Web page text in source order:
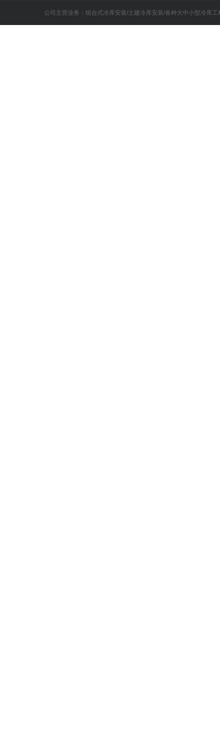
公司主营业务：组合式冷库安装/土建冷库安装/各种大中小型冷库